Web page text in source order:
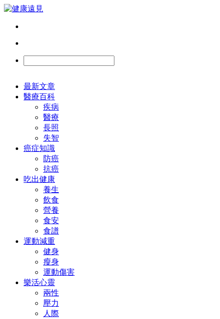
最新文章
醫療百科
疾病
醫療
長照
失智
癌症知識
防癌
抗癌
吃出健康
養生
飲食
營養
食安
食譜
運動減重
健身
瘦身
運動傷害
樂活心靈
兩性
壓力
人際